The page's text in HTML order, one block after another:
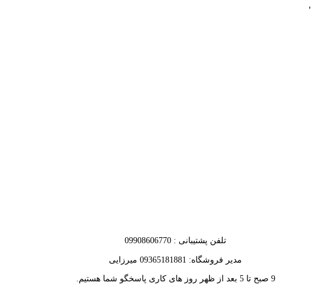
تلفن پشتیبانی : 09908606770
مدیر فروشگاه: 09365181881 میرزایی
9 صبح تا 5 بعد از ظهر روز های کاری پاسخگو شما هستیم.